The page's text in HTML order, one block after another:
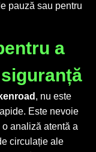
pauză sau pentru
a
, nu este
Este nevoie
analiză atentă a
circulație ale